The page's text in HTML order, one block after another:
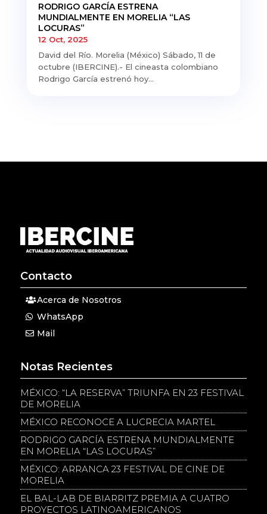
RODRIGO GARCÍA ESTRENA
MUNDIALMENTE EN MORELIA “LAS
LOCURAS”
12 Oct, 2025
David del Río. Morelia (México) Sábado, 11 de
octubre (IBERCINE).- El cineasta colombiano
Rodrigo García estrenó hoy...
Contacto
Acerca de Nosotros
WhatsApp
Mail
Notas Recientes
MÉXICO: “LA RESERVA” TRIUNFA EN 23 FESTIVAL
DE MORELIA
MÉXICO RECONOCE A LUCRECIA MARTEL
RODRIGO GARCÍA ESTRENA MUNDIALMENTE
EN MORELIA “LAS LOCURAS”
MÉXICO: ARRANCA 23 FESTIVAL DE CINE DE
MORELIA
EL BAL-LAB DE BIARRITZ PREMIA A CUATRO
PROYECTOS LATINOAMERICANOS